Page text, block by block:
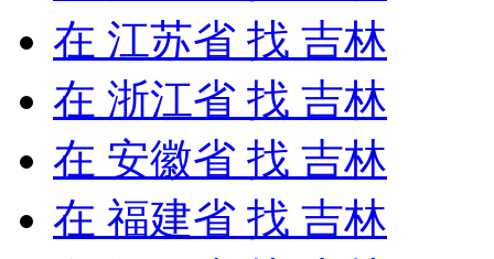
在 江苏省 找 吉林
在 浙江省 找 吉林
在 安徽省 找 吉林
在 福建省 找 吉林